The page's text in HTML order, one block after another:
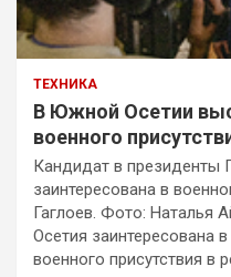
ТЕХНИКА
В Южной Осетии
военного
Кандидат в президенты
заинтересована в
Гаглоев. Фото: Наталья
Осетия заинтересована
военного присутствия в